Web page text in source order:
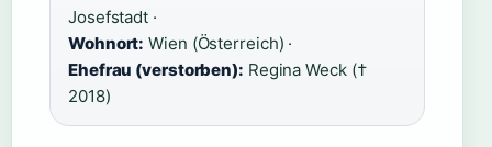
Josefstadt ·
Wohnort: Wien (Österreich) ·
Ehefrau (verstorben): Regina Weck (†
2018)